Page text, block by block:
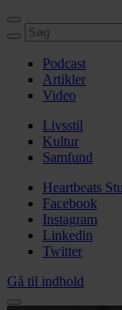
Podcast
Artikler
Video
Livsstil
Kultur
Samfund
Heartbeats
Facebook
Instagram
Linkedin
Twitter
Gå til indhold